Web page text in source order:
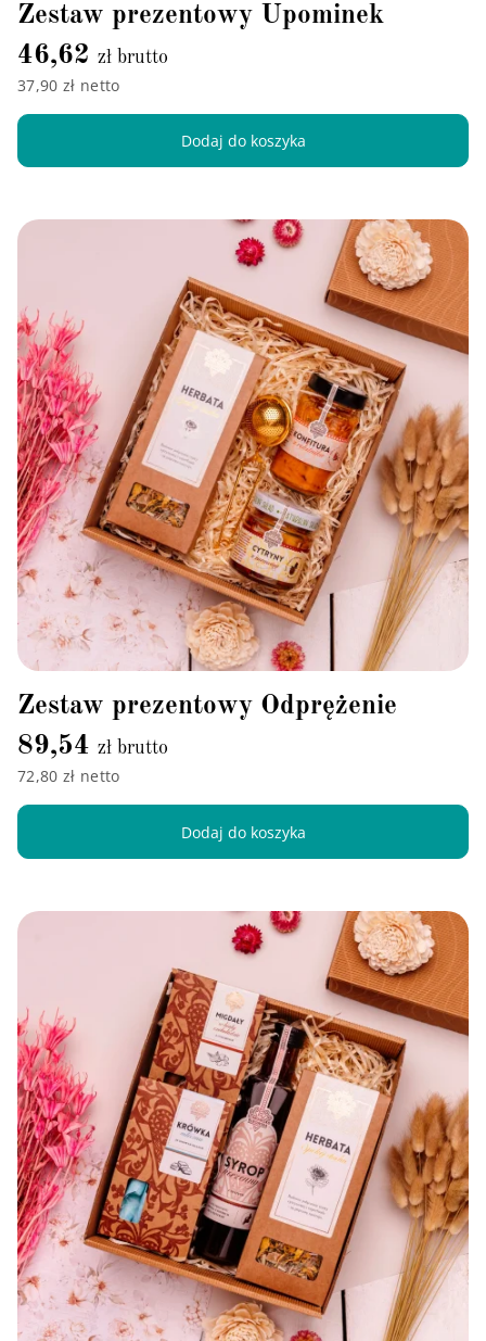
Zestaw prezentowy Upominek
46,62 zł brutto
37,90 zł netto
Dodaj do koszyka
Zestaw prezentowy Odprężenie
89,54 zł brutto
72,80 zł netto
Dodaj do koszyka